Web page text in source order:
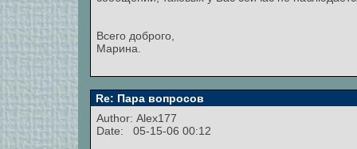
Всего доброго,
Марина.
Re: Пара вопросов
Author: Alex177
Date: 05-15-06 00:12